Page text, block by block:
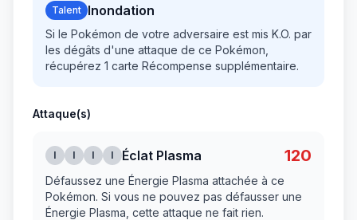
Talent Inondation
Si le Pokémon de votre adversaire est mis K.O. par
les dégâts d'une attaque de ce Pokémon,
récupérez 1 carte Récompense supplémentaire.
Attaque(s)
I I I I Éclat Plasma 120
Défaussez une Énergie Plasma attachée à ce
Pokémon. Si vous ne pouvez pas défausser une
Énergie Plasma, cette attaque ne fait rien.